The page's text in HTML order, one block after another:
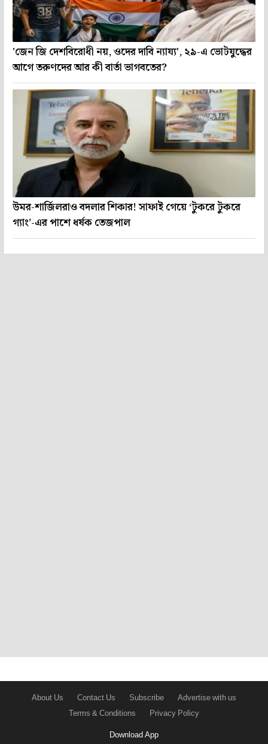
'জেন জি দেশবিরোধী নয়, ওদের দাবি ন্যায্য', ২৯-এ ভোটযুদ্ধের
আগে তরুণদের আর কী বার্তা ভাগবতের?
উমর-শার্জিলরাও বদলার শিকার! সাফাই গেয়ে ‘টুকরে টুকরে
গ্যাং’-এর পাশে ধর্ষক তেজপাল
About Us Contact Us Subscribe
Advertise with us
Terms & Conditions
Privacy Policy
Download App